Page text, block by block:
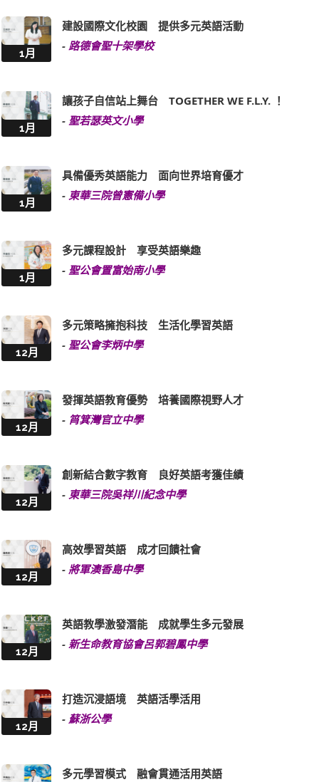
1月
建設國際文化校園 提供多元英語活動
- 路德會聖十架學校
1月
讓孩子自信站上舞台 TOGETHER WE F.L.Y. ！
- 聖若瑟英文小學
1月
具備優秀英語能力 面向世界培育優才
- 東華三院曾憲備小學
1月
多元課程設計 享受英語樂趣
- 聖公會置富始南小學
12月
多元策略擁抱科技 生活化學習英語
- 聖公會李炳中學
12月
發揮英語教育優勢 培養國際視野人才
- 筲箕灣官立中學
12月
創新結合數字教育 良好英語考獲佳績
- 東華三院吳祥川紀念中學
12月
高效學習英語 成才回饋社會
- 將軍澳香島中學
12月
英語教學激發潛能 成就學生多元發展
- 新生命教育協會呂郭碧鳳中學
12月
打造沉浸語境 英語活學活用
- 蘇浙公學
多元學習模式 融會貫通活用英語